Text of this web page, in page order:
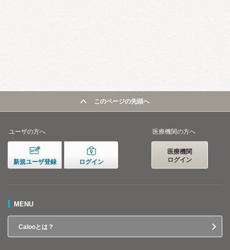
このページの先頭へ
ユーザの方へ
新規ユーザ登録 ログイン
医療機関の方へ
医療機関
ログイン
MENU
Calooとは？